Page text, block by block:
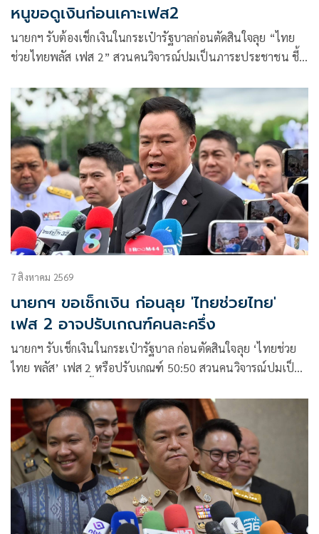
หนูขอดูเงินก่อนเคาะเฟส2
นายกฯ รับต้องเช็กเงินในกระเป๋ารัฐบาลก่อนตัดสินใจลุย “ไทย
ช่วยไทยพลัส เฟส 2” สวนคนวิจารณ์ปมเป็นภาระประชาชน ชี้
ไทยพลัสหรือไม่
7 สิงหาคม 2569
นายกฯ ขอเช็กเงิน ก่อนลุย 'ไทยช่วยไทย'
เฟส 2 อาจปรับเกณฑ์คนละครึ่ง
นายกฯ รับเช็กเงินในกระเป๋ารัฐบาล ก่อนตัดสินใจลุย ‘ไทยช่วย
ไทย พลัส’ เฟส 2 หรือปรับเกณฑ์ 50:50 สวนคนวิจารณ์ปมเป็น
แรง